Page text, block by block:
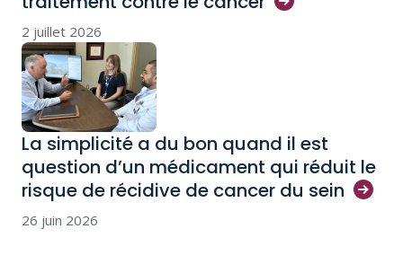
2 juillet 2026
La simplicité a du bon quand il est
question d’un médicament qui réduit le
risque de récidive de cancer du sein
26 juin 2026